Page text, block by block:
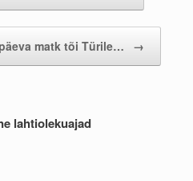
matk tõi Türile… →
lahtiolekuajad